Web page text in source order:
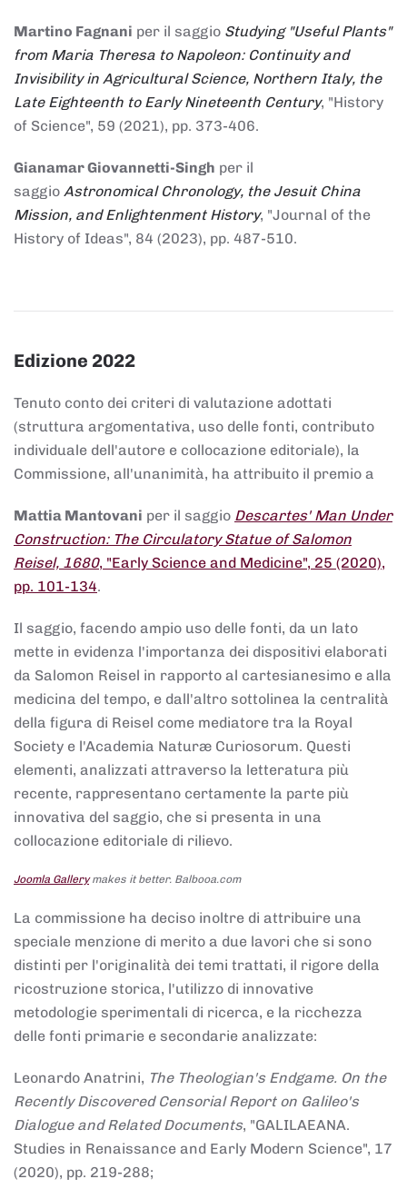
Martino Fagnani per il saggio Studying "Useful Plants"
from Maria Theresa to Napoleon: Continuity and
Invisibility in Agricultural Science, Northern Italy, the
Late Eighteenth to Early Nineteenth Century, "History
of Science", 59 (2021), pp. 373-406.
Gianamar Giovannetti-Singh per il
saggio Astronomical Chronology, the Jesuit China
Mission, and Enlightenment History, "Journal of the
History of Ideas", 84 (2023), pp. 487-510.
Edizione 2022
Tenuto conto dei criteri di valutazione adottati
(struttura argomentativa, uso delle fonti, contributo
individuale dell'autore e collocazione editoriale), la
Commissione, all'unanimità, ha attribuito il premio a
Mattia Mantovani per il saggio Descartes' Man Under
Construction: The Circulatory Statue of Salomon
Reisel, 1680, "Early Science and Medicine", 25 (2020),
pp. 101-134.
Il saggio, facendo ampio uso delle fonti, da un lato
mette in evidenza l'importanza dei dispositivi elaborati
da Salomon Reisel in rapporto al cartesianesimo e alla
medicina del tempo, e dall'altro sottolinea la centralità
della figura di Reisel come mediatore tra la Royal
Society e l'Academia Naturæ Curiosorum. Questi
elementi, analizzati attraverso la letteratura più
recente, rappresentano certamente la parte più
innovativa del saggio, che si presenta in una
collocazione editoriale di rilievo.
Joomla Gallerymakes it better. Balbooa.com
La commissione ha deciso inoltre di attribuire una
speciale menzione di merito a due lavori che si sono
distinti per l'originalità dei temi trattati, il rigore della
ricostruzione storica, l'utilizzo di innovative
metodologie sperimentali di ricerca, e la ricchezza
delle fonti primarie e secondarie analizzate:
Leonardo Anatrini, The Theologian's Endgame. On the
Recently Discovered Censorial Report on Galileo's
Dialogue and Related Documents, "GALILAEANA.
Studies in Renaissance and Early Modern Science", 17
(2020), pp. 219-288;